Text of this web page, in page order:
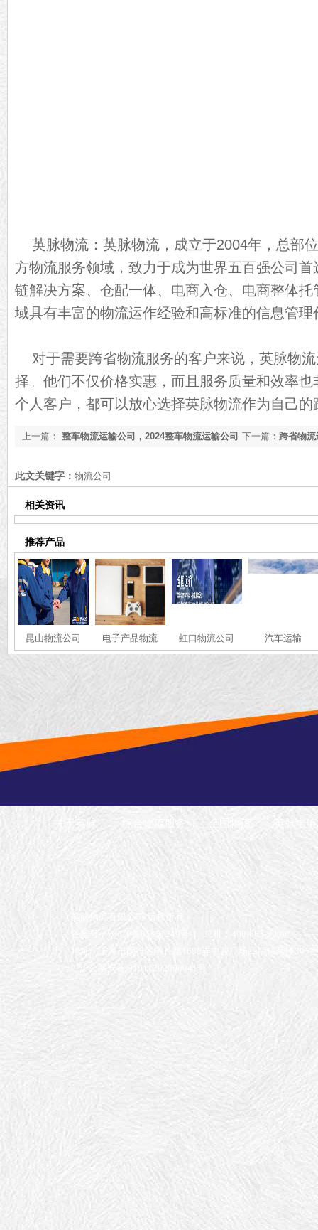
英脉物流：英脉物流，成立于2004年，总部
方物流服务领域，致力于成为世界五百强公司
链解决方案、仓配一体、电商入仓、电商整体
域具有丰富的物流运作经验和高标准的信息管理
对于需要跨省物流服务的客户来说，英脉物
择。他们不仅价格实惠，而且服务质量和效率
个人客户，都可以放心选择英脉物流作为自己
下一篇： 跨省物
上一篇： 整车物流运输公司，2024整车物流运输公司
此文关键字： 物流公司
相关资讯
推荐产品
昆山物流公司 电子产品物流 虹口物流公司 汽车运输
关于英脉 英脉增
英脉物流有限公司 版权所有
地址：上海市闵行区申长路1688弄中骏广场二期11号楼305室
沪公网安备 31011202008041号